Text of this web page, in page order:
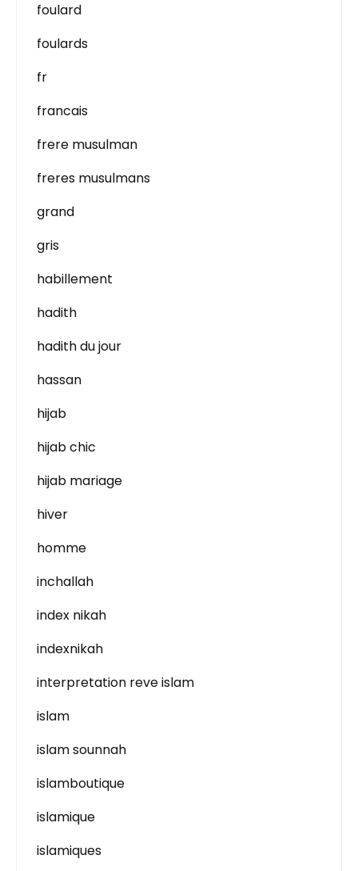
foulard
foulards
fr
francais
frere musulman
freres musulmans
grand
gris
habillement
hadith
hadith du jour
hassan
hijab
hijab chic
hijab mariage
hiver
homme
inchallah
index nikah
indexnikah
interpretation reve islam
islam
islam sounnah
islamboutique
islamique
islamiques